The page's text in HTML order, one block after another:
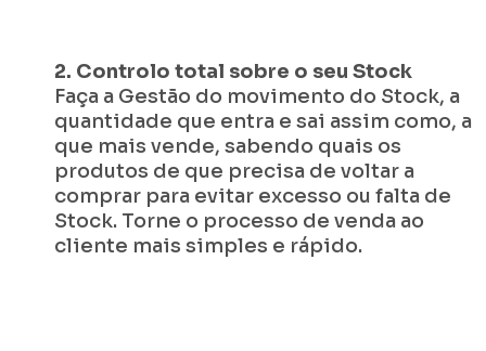
2. Controlo total sobre o seu Stock
Faça a Gestão do movimento do Stock, a
quantidade que entra e sai assim como, a
que mais vende, sabendo quais os
produtos de que precisa de voltar a
comprar para evitar excesso ou falta de
Stock. Torne o processo de venda ao
cliente mais simples e rápido.